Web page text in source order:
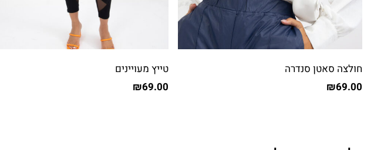
חולצה סאטן סנדרה
₪69.00
טייץ מעויינים
₪69.00